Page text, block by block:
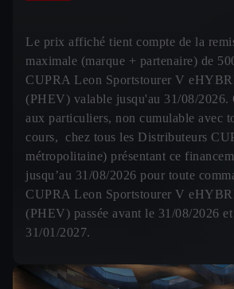
Le prix affiché tient compte de la
maximale (marque + partenaire) de
CUPRA Leon Sportstourer V
(PHEV) valable jusqu'au 31/08/2026.
aux particuliers, non cumulable avec
cours, chez tous les Distributeurs
métropolitaine) présentant ce
jusqu’au 31/08/2026 pour toute
CUPRA Leon Sportstourer V
(PHEV) passée avant le 31/08/2026
31/01/2027.